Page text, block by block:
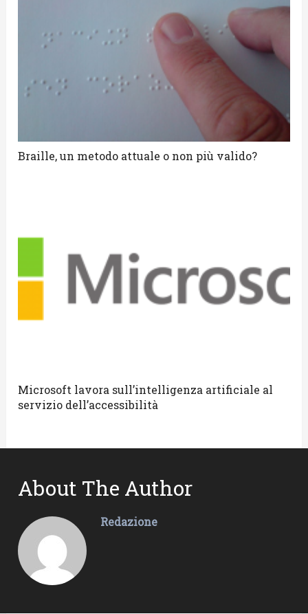
Braille, un metodo attuale o non più valido?
Microsoft lavora sull’intelligenza artificiale al
servizio dell’accessibilità
About The Author
Redazione